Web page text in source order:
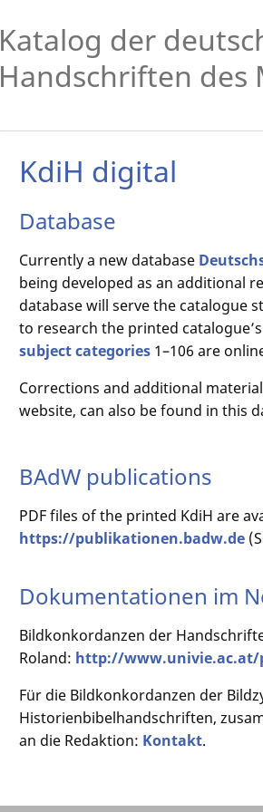
Katalog der
Handschriften des
KdiH digital
Database
Currently a new database
being developed as an additional
database will serve the catalogue
to research the printed
subject categories 1–106 are
Corrections and additional
website, can also be found in this
BAdW publications
PDF files of the printed KdiH are
https://publikationen.badw.de
Dokumentationen im
Bildkonkordanzen der
Roland: http://www.univie.ac.at/
Für die Bildkonkordanzen der
Historienbibelhandschriften,
an die Redaktion: Kontakt.